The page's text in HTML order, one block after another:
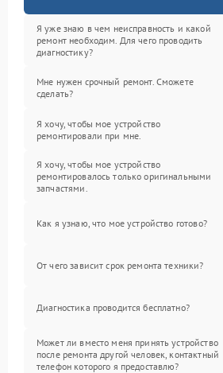
Я уже знаю в чем неисправность и какой
ремонт необходим. Для чего проводить
диагностику?
Мне нужен срочный ремонт. Сможете
сделать?
Я хочу, чтобы мое устройство
ремонтировали при мне.
Я хочу, чтобы мое устройство
ремонтировалось только оригинальными
запчастями.
Как я узнаю, что мое устройство готово?
От чего зависит срок ремонта техники?
Диагностика проводится бесплатно?
Может ли вместо меня принять устройство
после ремонта другой человек, контактный
телефон которого я предоставлю?